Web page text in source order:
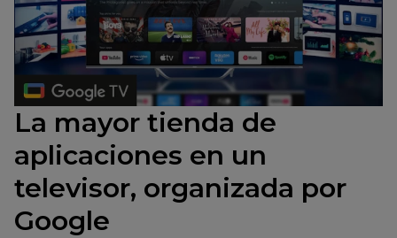
La mayor tienda de
aplicaciones en un
televisor, organizada por
Google